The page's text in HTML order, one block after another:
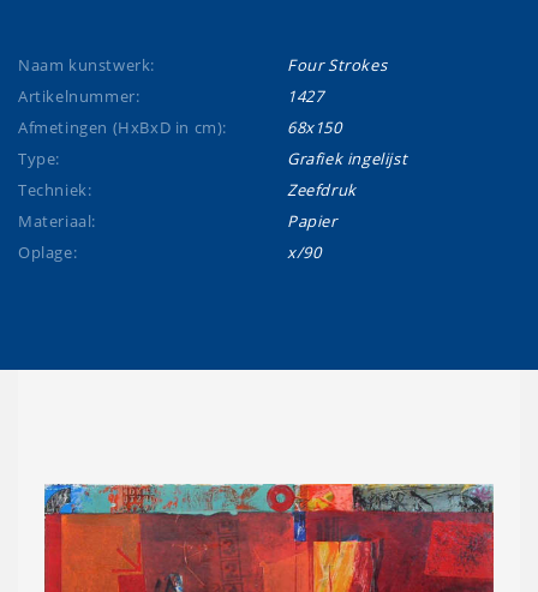
Naam kunstwerk:
Four Strokes
Artikelnummer:
1427
Afmetingen (HxBxD in cm):
68x150
Type:
Grafiek ingelijst
Techniek:
Zeefdruk
Materiaal:
Papier
Oplage:
x/90